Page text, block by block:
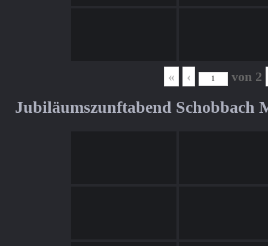
« ‹ von 2
Jubiläumszunftabend Schobbach